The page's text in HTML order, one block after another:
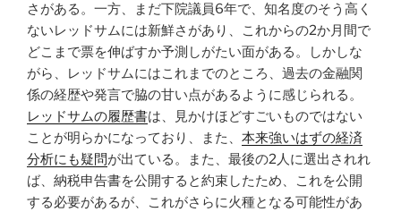
さがある。一方、まだ下院議員6年で、知名度のそう高く
ないレッドサムには新鮮さがあり、これからの2か月間で
どこまで票を伸ばすか予測しがたい面がある。しかしな
がら、レッドサムにはこれまでのところ、過去の金融関
係の経歴や発言で脇の甘い点があるように感じられる。
レッドサムの履歴書は、見かけほどすごいものではない
ことが明らかになっており、また、 本来強いはずの経済
分析にも疑問が出ている。また、最後の2人に選出されれ
ば、納税申告書を公開すると約束したため、これを公開
する必要があるが、これがさらに火種となる可能性があ